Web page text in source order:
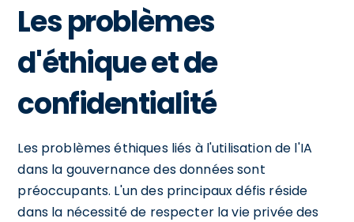
Les problèmes
d'éthique et de
confidentialité
Les problèmes éthiques liés à l'utilisation de l'IA
dans la gouvernance des données sont
préoccupants. L'un des principaux défis réside
dans la nécessité de respecter la vie privée des